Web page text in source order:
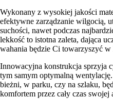
Wykonany z wysokiej jakości
efektywne zarządzanie wilgocią,
suchości, nawet podczas
lekkość to istotna zaleta, dająca
wahania będzie Ci towarzyszyć
Innowacyjna konstrukcja sprzyja
tym samym optymalną
bieżni, w parku, czy na szlaku,
komfortem przez cały czas swojej